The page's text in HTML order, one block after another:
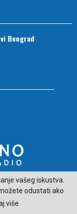
Beograd
- padrino.ba
vašeg iskustva.
odustati ako
više